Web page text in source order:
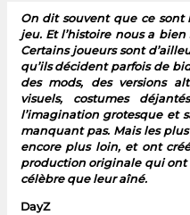
On dit souvent que ce sont
jeu. Et l’histoire nous a
Certains joueurs sont
qu’ils décident parfois de
des mods, des versions
visuels, costumes
l’imagination grotesque et
manquant pas. Mais les
encore plus loin, et ont
production originale qui ont
célèbre que leur aîné.
DayZ